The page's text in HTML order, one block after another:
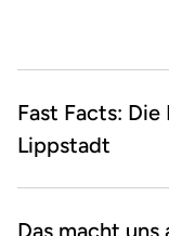
Fast Facts:
Lippstadt
Fachbereich
Das macht uns